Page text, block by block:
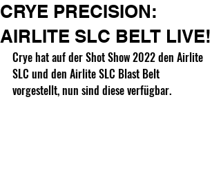
CRYE PRECISION:
AIRLITE SLC BELT LIVE!
Crye hat auf der Shot Show 2022 den Airlite
SLC und den Airlite SLC Blast Belt
vorgestellt, nun sind diese verfügbar.